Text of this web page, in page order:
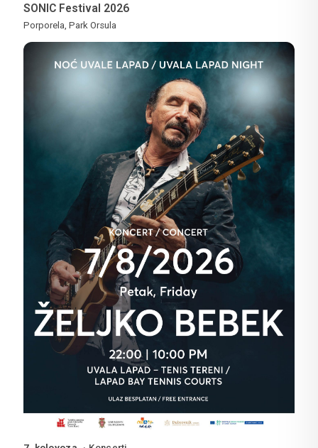
SONIC Festival 2026
Porporela, Park Orsula